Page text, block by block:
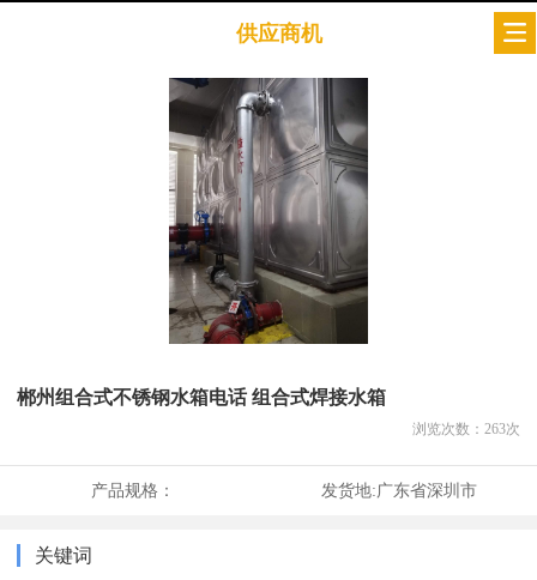
供应商机
郴州组合式不锈钢水箱电话 组合式焊接水箱
浏览次数： 263次
产品规格： 发货地:广东省深圳市
关键词